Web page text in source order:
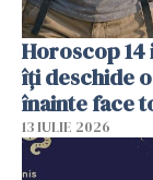
Horoscop 14
îți deschide
înainte face
13 IULIE 2026